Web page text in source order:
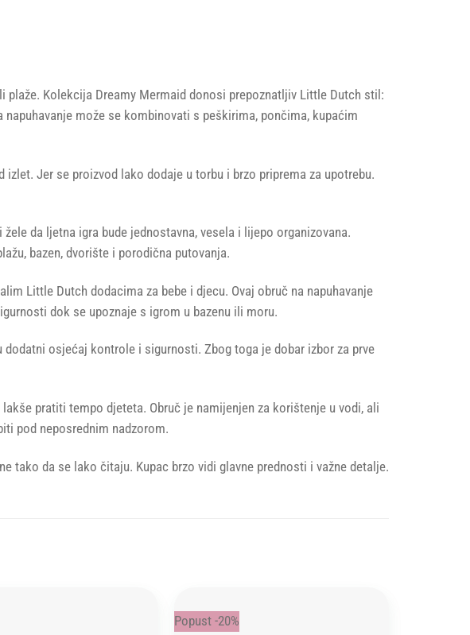
Kolekcija Dreamy Mermaid donosi prepoznatljiv Little Dutch stil:
može se kombinovati s peškirima, pončima, kupaćim
Jer se proizvod lako dodaje u torbu i brzo priprema za upotrebu.
da ljetna igra bude jednostavna, vesela i lijepo organizovana.
bazen, dvorište i porodična putovanja.
Little Dutch dodacima za bebe i djecu. Ovaj obruč na napuhavanje
dok se upoznaje s igrom u bazenu ili moru.
osjećaj kontrole i sigurnosti. Zbog toga je dobar izbor za prve
pratiti tempo djeteta. Obruč je namijenjen za korištenje u vodi, ali
pod neposrednim nadzorom.
tako da se lako čitaju. Kupac brzo vidi glavne prednosti i važne detalje.
Popust -20%